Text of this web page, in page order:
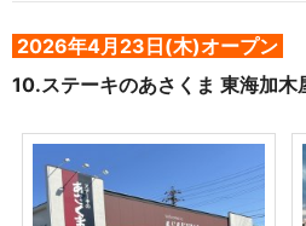
2026年4月23日(木)オープン
10.ステーキのあさくま 東海加木